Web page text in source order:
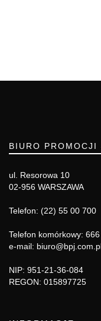
BIURO PROMOCJI
ul. Resorowa 10
02-956 WARSZAWA
Telefon: (22) 55 00 700
Telefon komórkowy:
e-mail:
NIP: 951-21-36-084
REGON: 015897725